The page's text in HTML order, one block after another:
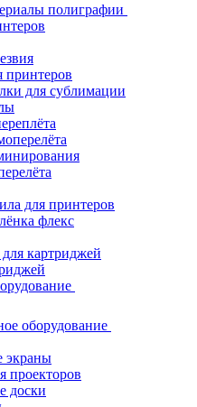
полиграфии
принтеров
для сублимации
для принтеров
флекс
картриджей
оборудование
экраны
проекторов
доски